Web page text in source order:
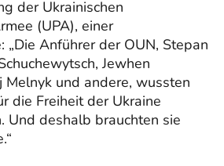
der Ukrainischen
(UPA), einer
„Die Anführer der OUN, Stepan
Jewhen
Melnyk und andere, wussten
die Freiheit der Ukraine
Und deshalb brauchten sie